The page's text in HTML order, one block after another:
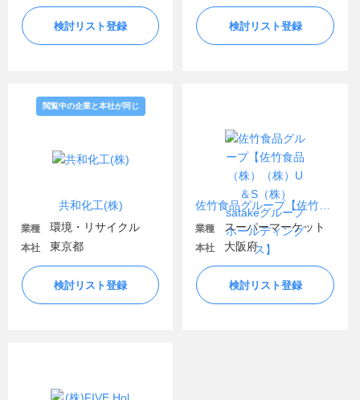
検討リスト登録 検討リスト登録
共和化工(株)
閲覧中の企業と本社が同じ
業種 環境・リサイクル
本社 東京都
検討リスト登録
業種 スーパーマーケット
本社 大阪府
検討リスト登録